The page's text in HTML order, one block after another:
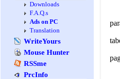
Downloads
F.A.Q.s
Ads on PC
Translation
WriteYours
Mouse Hunter
RSSme
PrcInfo